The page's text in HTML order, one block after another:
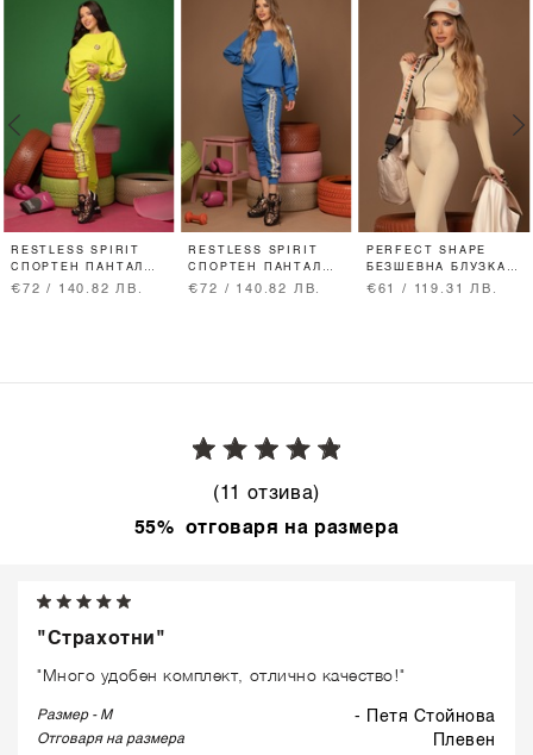
RESTLESS SPIRIT
СПОРТЕН ПАНТАЛОН
- PISTACHIO
€72 / 140.82 ЛВ.
RESTLESS SPIRIT
СПОРТЕН ПАНТАЛОН
- КОБАЛТОВО СИНЬО
€72 / 140.82 ЛВ.
PERFECT SHAPE
БЕЗШЕВНА БЛУЗКА -
NUDE
€61 / 119.31 ЛВ.
(11 отзива)
55% отговаря на размера
"Страхотни"
"Много удобен комплект, отлично качество!"
Размер - M - Петя Стойнова
Отговаря на размера плевен